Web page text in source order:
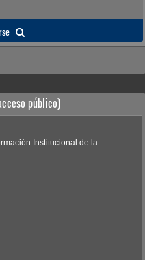
u
apúblico)
Institucional de la